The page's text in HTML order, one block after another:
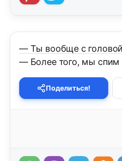
— Ты вообще с
— Более того, мы спим
Поделиться!